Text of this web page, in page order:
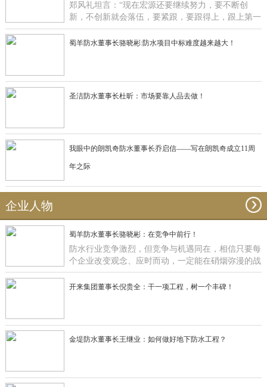
郑风礼坦言：“现在宏源还要继续努力，要不断创
新，不创新就会落伍，要紧跟，要跟得上，跟上第一
名，起码就是第二名了”。
蜀羊防水董事长骆晓彬:防水项目中标难度越来越大！
圣洁防水董事长杜昕：市场要靠人品去做！
我眼中的朗凯奇防水董事长乔启信——写在朗凯奇成立11周
年之际
企业人物
蜀羊防水董事长骆晓彬：在竞争中前行！
防水行业竞争激烈，但竞争与机遇同在，相信只要每
个企业改变观念、应时而动，一定能在硝烟弥漫的战
场获得一席之地，正如蜀羊防水：一直在竞争中前
行！
开来集团董事长倪贵全：干一项工程，树一个丰碑！
金堤防水董事长王继业：如何做好地下防水工程？